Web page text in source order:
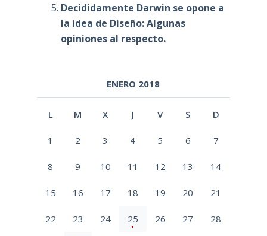
Decididamente Darwin se opone a
la idea de Diseño: Algunas
opiniones al respecto.
ENERO 2018
L M X J V S D
1 2 3 4 5 6 7
8 9 10 11 12 13 14
15 16 17 18 19 20 21
22 23 24 25 26 27 28